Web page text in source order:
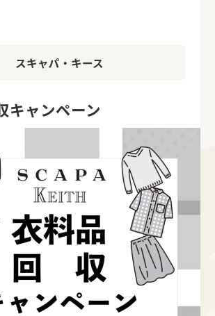
スキャパ・キース
キャンペーン